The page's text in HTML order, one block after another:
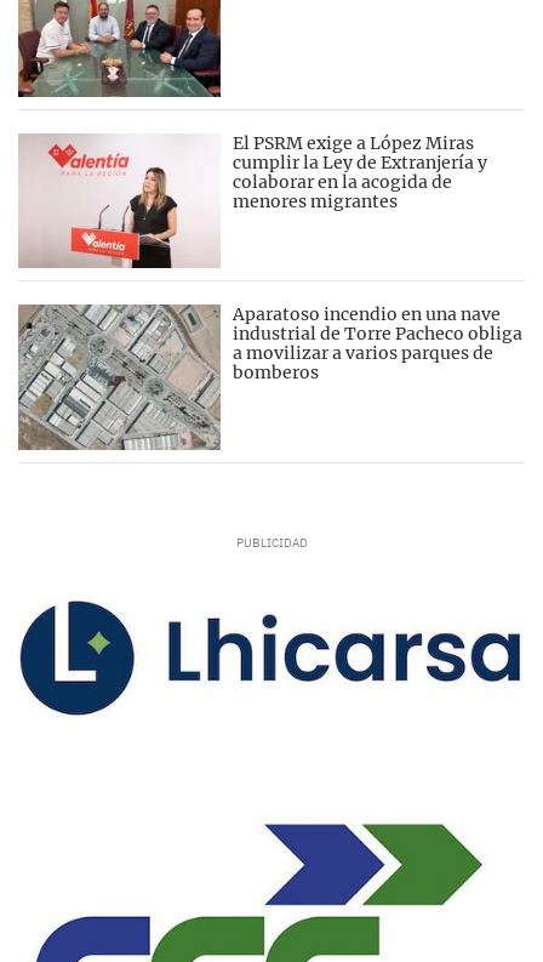
El PSRM exige a López Miras
cumplir la Ley de Extranjería y
colaborar en la acogida de
menores migrantes
Aparatoso incendio en una nave
industrial de Torre Pacheco obliga
a movilizar a varios parques de
bomberos